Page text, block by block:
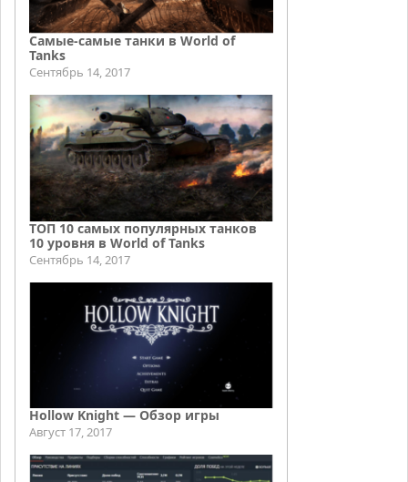
Самые-самые танки в World of
Tanks
Сентябрь 14, 2017
ТОП 10 самых популярных танков
10 уровня в World of Tanks
Сентябрь 14, 2017
Hollow Knight — Обзор игры
Август 17, 2017